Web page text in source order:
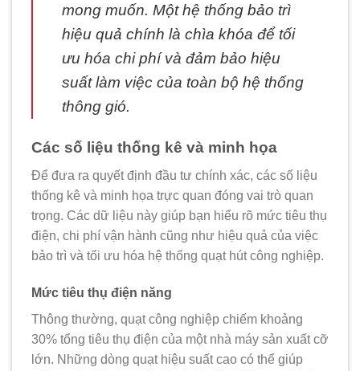
mong muốn. Một hệ thống bảo trì
hiệu quả chính là chìa khóa để tối
ưu hóa chi phí và đảm bảo hiệu
suất làm việc của toàn bộ hệ thống
thông gió.
Các số liệu thống kê và minh họa
Để đưa ra quyết định đầu tư chính xác, các số liệu
thống kê và minh họa trực quan đóng vai trò quan
trọng. Các dữ liệu này giúp bạn hiểu rõ mức tiêu thụ
điện, chi phí vận hành cũng như hiệu quả của việc
bảo trì và tối ưu hóa hệ thống quạt hút công nghiệp.
Mức tiêu thụ điện năng
Thông thường, quạt công nghiệp chiếm khoảng
30% tổng tiêu thụ điện của một nhà máy sản xuất cỡ
lớn. Những dòng quạt hiệu suất cao có thể giúp